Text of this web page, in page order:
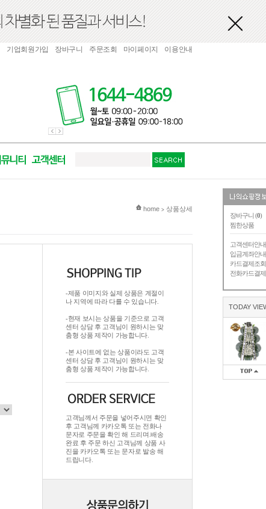
장바구니 (0)
찜한상품
고객센터안내
입금계좌안내
카드결제조회
전화카드결제
TODAY
기업회원가입 장바구니 주문조회 마이페이지 이용안내
현재 위치
home > 상품상세
-제품 이미지와 실제 상품은 계절이
나 지역에 따라 다를 수 있습니다.
-현재 보시는 상품을 기준으로 고객
센터 상담 후 고객님이 원하시는 맞
춤형 상품 제작이 가능합니다.
-본 사이트에 없는 상품이라도 고객
센터 상담 후 고객님이 원하시는 맞
춤형 상품 제작이 가능합니다.
고객님께서 주문을 넣어주시면 확인
후 고객님께 카카오톡 또는 전화나
문자로 주문을 확인 해 드리며.배송
완료 후 주문 하신 고객님께 상품 사
진을 카카오톡 또는 문자로 발송 해
드립니다.